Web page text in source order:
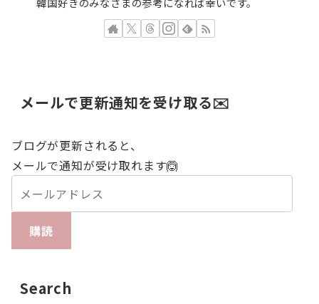
メールで更新通知を受け取る✉️
ブログが更新されると、
メールで通知が受け取れます🙆
購読
Search